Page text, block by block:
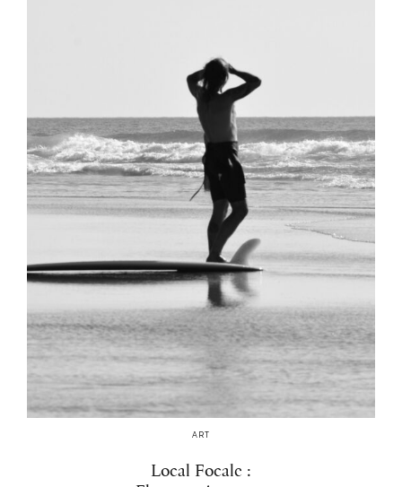
ART
Local Focale :